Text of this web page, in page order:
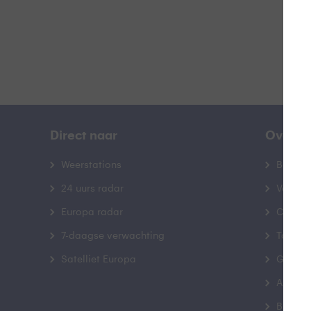
Direct naar
Weerstations
24 uurs radar
Europa radar
7-daagse verwachting
Satelliet Europa
Over
Contact